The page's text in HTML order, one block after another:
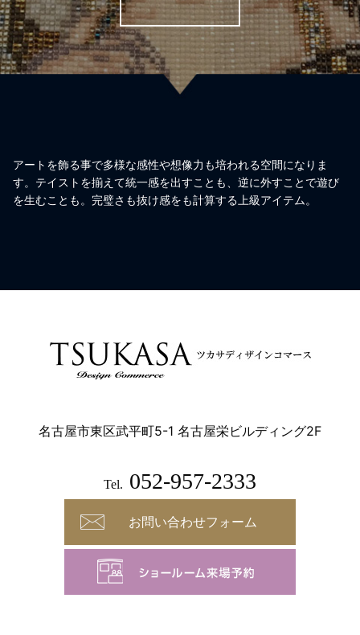
アートを飾る事で多様な感性や想像力も培われる空間になりま
す。テイストを揃えて統一感を出すことも、逆に外すことで遊び
を生むことも。完璧さも抜け感をも計算する上級アイテム。
名古屋市東区武平町5-1 名古屋栄ビルディング2F
Tel. 052-957-2333
お問い合わせフォーム